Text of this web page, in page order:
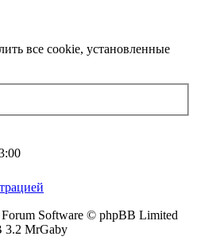
все cookie, установленные
Software © phpBB Limited
3.2 MrGaby